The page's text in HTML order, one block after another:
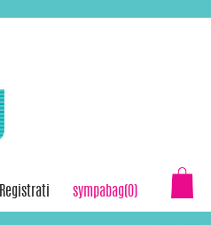
Registrati sympabag(0)